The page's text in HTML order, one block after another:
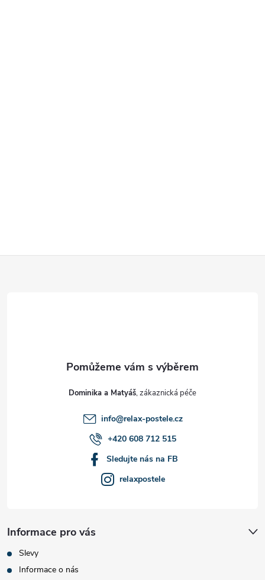
Dominika a Matyáš
info@relax-postele.cz
+420 608 712 515
Sledujte nás na FB
relaxpostele
Informace pro vás
Slevy
Informace o nás